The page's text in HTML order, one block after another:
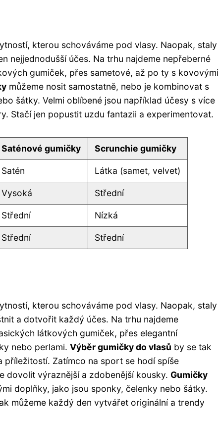
kterou schováváme pod vlasy. Naopak, staly
nejjednodušší účes. Na trhu najdeme nepřeberné
gumiček, přes sametové, až po ty s kovovými
můžeme nosit samostatně, nebo je kombinovat s
šátky. Velmi oblíbené jsou například účesy s více
Stačí jen popustit uzdu fantazii a experimentovat.
Saténové gumičky Scrunchie gumičky
Satén Látka (samet, velvet)
Vysoká Střední
Střední Nízká
Střední Střední
kterou schováváme pod vlasy. Naopak, staly
a dotvořit každý účes. Na trhu najdeme
látkových gumiček, přes elegantní
nebo perlami. Výběr gumičky do vlasů by se tak
příležitostí. Zatímco na sport se hodí spíše
dovolit výraznější a zdobenější kousky. Gumičky
doplňky, jako jsou sponky, čelenky nebo šátky.
můžeme každý den vytvářet originální a trendy